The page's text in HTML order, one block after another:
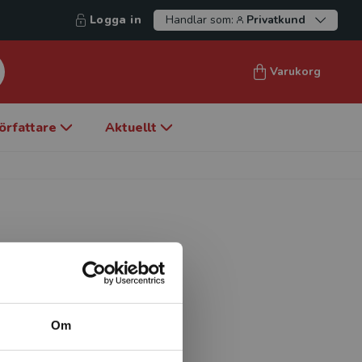
Om
Logga in Handlar som: Privatkund
Varukorg
Aktuellt
vid Institutionen för
blindhet